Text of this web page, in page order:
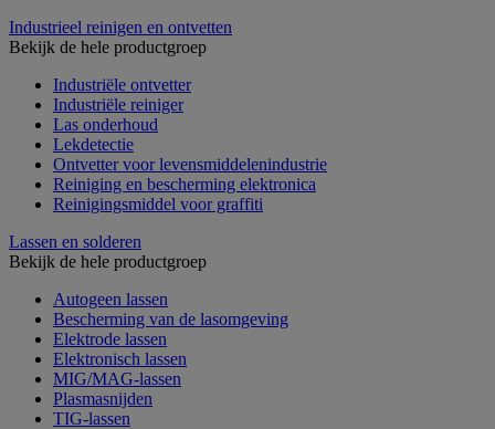
Industrieel reinigen en ontvetten
Bekijk de hele productgroep
Industriële ontvetter
Industriële reiniger
Las onderhoud
Lekdetectie
Ontvetter voor levensmiddelenindustrie
Reiniging en bescherming elektronica
Reinigingsmiddel voor graffiti
Lassen en solderen
Bekijk de hele productgroep
Autogeen lassen
Bescherming van de lasomgeving
Elektrode lassen
Elektronisch lassen
MIG/MAG-lassen
Plasmasnijden
TIG-lassen